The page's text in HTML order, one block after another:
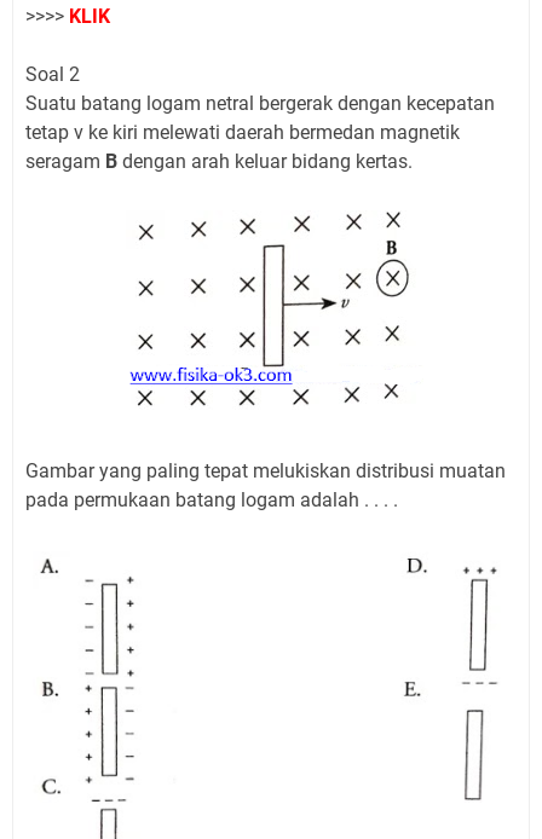
>>>> KLIK
Soal 2
Suatu batang logam netral bergerak dengan kecepatan
tetap v ke kiri melewati daerah bermedan magnetik
seragam B dengan arah keluar bidang kertas.
Gambar yang paling tepat melukiskan distribusi muatan
pada permukaan batang logam adalah . . . .